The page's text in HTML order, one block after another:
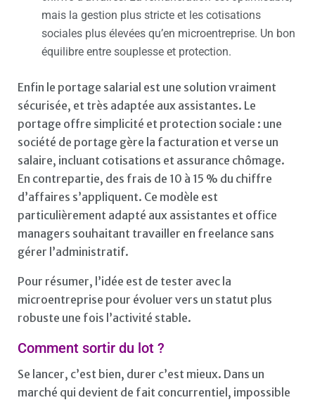
mais la gestion plus stricte et les cotisations
sociales plus élevées qu’en microentreprise. Un bon
équilibre entre souplesse et protection.
Enfin le portage salarial est une solution vraiment
sécurisée, et très adaptée aux assistantes. Le
portage offre simplicité et protection sociale : une
société de portage gère la facturation et verse un
salaire, incluant cotisations et assurance chômage.
En contrepartie, des frais de 10 à 15 % du chiffre
d’affaires s’appliquent. Ce modèle est
particulièrement adapté aux assistantes et office
managers souhaitant travailler en freelance sans
gérer l’administratif.
Pour résumer, l’idée est de tester avec la
microentreprise pour évoluer vers un statut plus
robuste une fois l’activité stable.
Comment sortir du lot ?
Se lancer, c’est bien, durer c’est mieux. Dans un
marché qui devient de fait concurrentiel, impossible